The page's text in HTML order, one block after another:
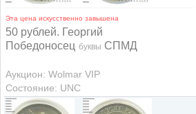
Эта цена искусственно завышена
50 рублей. Георгий
Победоносец буквы СПМД
Аукцион: Wolmar VIP
Состояние: UNC